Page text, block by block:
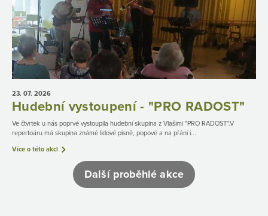
23. 07. 2026
Hudební vystoupení - "PRO RADOST"
Ve čtvrtek u nás poprvé vystoupila hudební skupina z Vlašimi "PRO RADOST".V
repertoáru má skupina známé lidové písně, popové a na přání i...
Více o této akci
Další proběhlé akce